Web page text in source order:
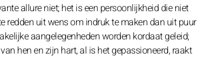
allure niet; het is een persoonlijkheid die niet
redden uit wens om indruk te maken dan uit puur
aangelegenheden worden kordaat geleid;
hen en zijn hart, al is het gepassioneerd, raakt